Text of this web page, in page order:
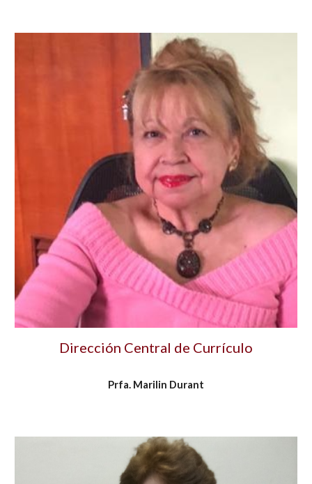
Dirección Central de Currículo
Prfa. Marilin Durant